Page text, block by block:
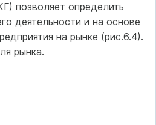
позволяет определить
деятельности и на основе
на рынке (рис.6.4).
рынка.